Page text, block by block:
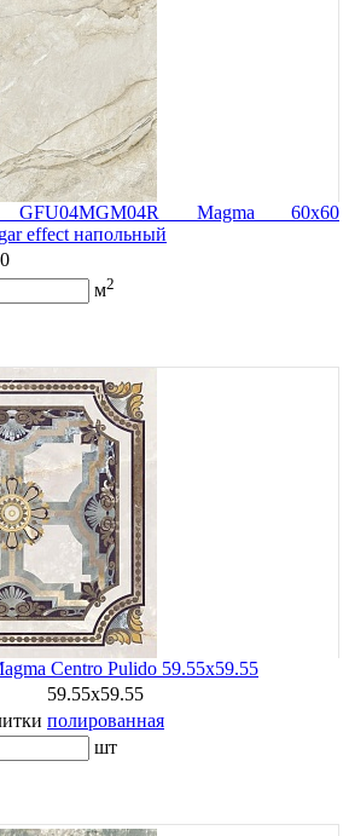
GFU04MGM04R Magma 60x60
effect напольный
м2
Centro Pulido 59.55х59.55
59.55x59.55
полированная
шт